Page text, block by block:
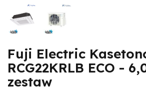
Fuji Electric
RCG22KRLB ECO -
zestaw